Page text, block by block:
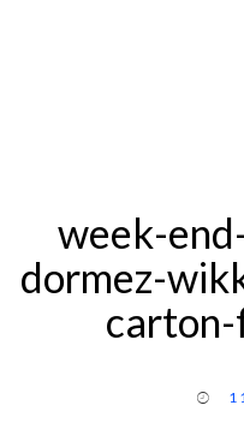
week-
dormez-